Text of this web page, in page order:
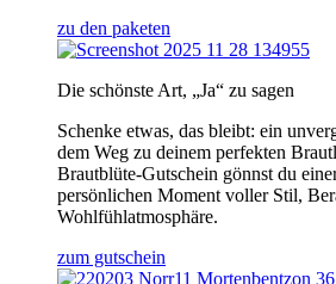
zu den paketen
Die schönste Art, „Ja“ zu sagen
Schenke etwas, das bleibt: ein
dem Weg zu deinem perfekten
Brautblüte-Gutschein gönnst du
persönlichen Moment voller Stil,
Wohlfühlatmosphäre.
zum gutschein